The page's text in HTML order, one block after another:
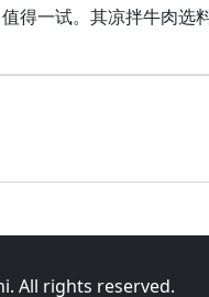
得一试。其凉拌牛肉选
All rights reserved.